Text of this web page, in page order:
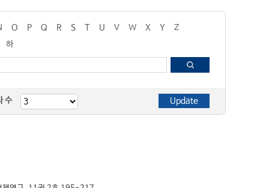
O P Q R S T U V W X Y
Z
하
수